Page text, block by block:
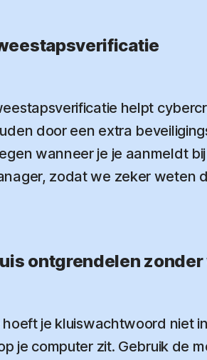
helpt
door een extra
wanneer je je aanmeldt
zodat we zeker weten
ontgrendelen
hoeft je kluiswachtwoord niet
je computer zit. Gebruik de